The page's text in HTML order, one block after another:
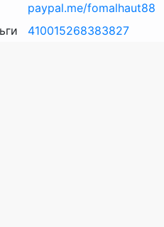
paypal.me/fomalhaut88
410015268383827